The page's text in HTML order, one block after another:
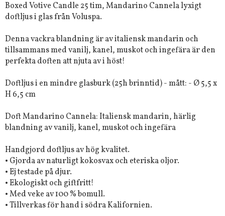
Boxed Votive Candle 25 tim, Mandarino Cannela lyxigt
doftljus i glas från Voluspa.
Denna vackra blandning är av italiensk mandarin och
tillsammans med vanilj, kanel, muskot och ingefära är den
perfekta doften att njuta av i höst!
Doftljus i en mindre glasburk (25h brinntid) - mått: - Ø 5,5 x
H 6,5 cm
Doft Mandarino Cannela: Italiensk mandarin, härlig
blandning av vanilj, kanel, muskot och ingefära
Handgjord doftljus av hög kvalitet.
• Gjorda av naturligt kokosvax och eteriska oljor.
• Ej testade på djur.
• Ekologiskt och giftfritt!
• Med veke av 100 % bomull.
• Tillverkas för hand i södra Kalifornien.